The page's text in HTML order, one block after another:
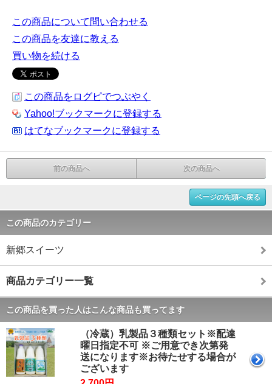
この商品について問い合わせる
この商品を友達に教える
買い物を続ける
この商品をログピでつぶやく
Yahoo!ブックマークに登録する
はてなブックマークに登録する
前の商品へ 次の商品へ
ページの先頭へ戻る
この商品のカテゴリー
新郷スイーツ
商品カテゴリー一覧
この商品を買った人はこんな商品も買ってます
（冷蔵）乳製品３種類セット※配達
曜日指定不可 ※ご用意でき次第発
送になります※お待たせする場合が
ございます